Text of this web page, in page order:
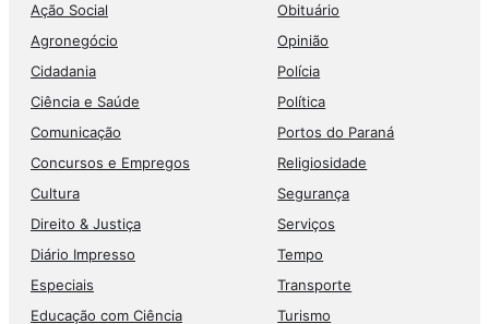
Ação Social
Agronegócio
Cidadania
Ciência e Saúde
Comunicação
Concursos e Empregos
Cultura
Direito & Justiça
Diário Impresso
Especiais
Educação com Ciência
Obituário
Opinião
Polícia
Política
Portos do Paraná
Religiosidade
Segurança
Serviços
Tempo
Transporte
Turismo